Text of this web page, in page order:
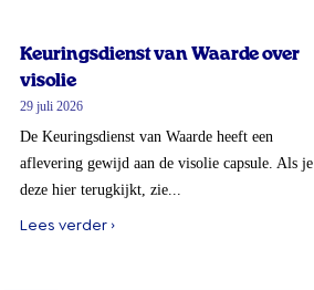
Keuringsdienst van Waarde over
visolie
29 juli 2026
De Keuringsdienst van Waarde heeft een
aflevering gewijd aan de visolie capsule. Als je
deze hier terugkijkt, zie...
Lees verder ›